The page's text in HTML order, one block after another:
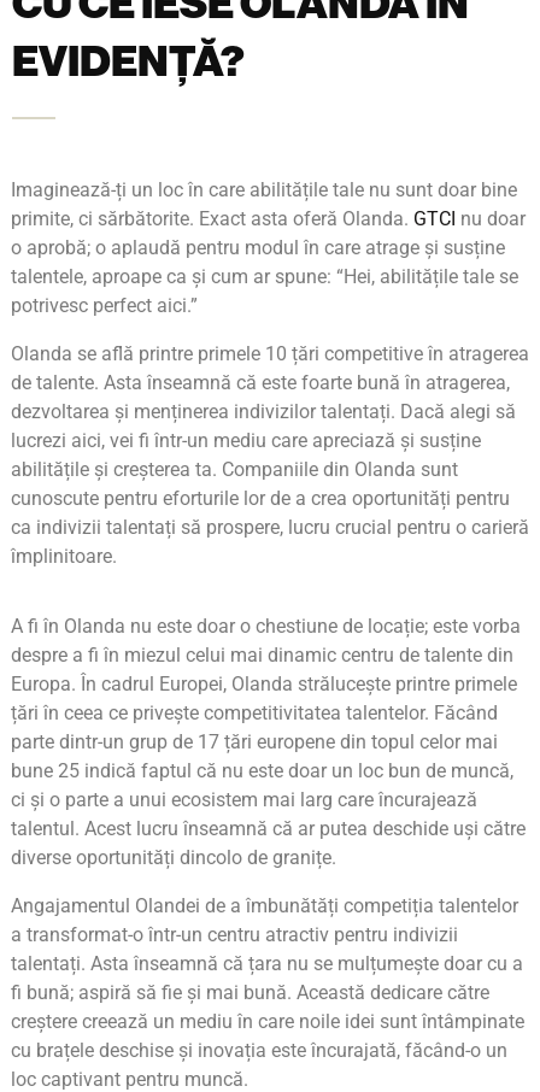
EVIDENȚĂ?
Imaginează-ți un loc în care abilitățile tale nu sunt doar bine
primite, ci sărbătorite. Exact asta oferă Olanda. GTCI nu doar
o aprobă; o aplaudă pentru modul în care atrage și susține
talentele, aproape ca și cum ar spune: “Hei, abilitățile tale se
potrivesc perfect aici.”
Olanda se află printre primele 10 țări competitive în atragerea
de talente. Asta înseamnă că este foarte bună în atragerea,
dezvoltarea și menținerea indivizilor talentați. Dacă alegi să
lucrezi aici, vei fi într-un mediu care apreciază și susține
abilitățile și creșterea ta. Companiile din Olanda sunt
cunoscute pentru eforturile lor de a crea oportunități pentru
ca indivizii talentați să prospere, lucru crucial pentru o carieră
împlinitoare.
A fi în Olanda nu este doar o chestiune de locație; este vorba
despre a fi în miezul celui mai dinamic centru de talente din
Europa. În cadrul Europei, Olanda strălucește printre primele
țări în ceea ce privește competitivitatea talentelor. Făcând
parte dintr-un grup de 17 țări europene din topul celor mai
bune 25 indică faptul că nu este doar un loc bun de muncă,
ci și o parte a unui ecosistem mai larg care încurajează
talentul. Acest lucru înseamnă că ar putea deschide uși către
diverse oportunități dincolo de granițe.
Angajamentul Olandei de a îmbunătăți competiția talentelor
a transformat-o într-un centru atractiv pentru indivizii
talentați. Asta înseamnă că țara nu se mulțumește doar cu a
fi bună; aspiră să fie și mai bună. Această dedicare către
creștere creează un mediu în care noile idei sunt întâmpinate
cu brațele deschise și inovația este încurajată, făcând-o un
loc captivant pentru muncă.